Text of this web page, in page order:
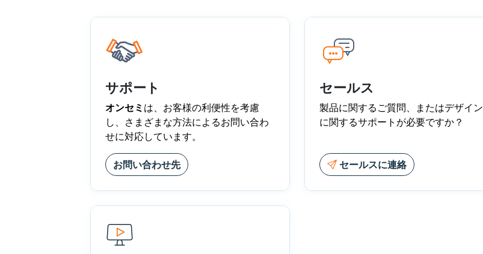
サポート
オンセミ は、お客様の利便性を考慮
し、さまざまな方法によるお問い合わ
せに対応しています。
お問い合わせ先
セールス
製品に関するご質問、またはデザイン
に関するサポートが必要ですか？
セールスに連絡